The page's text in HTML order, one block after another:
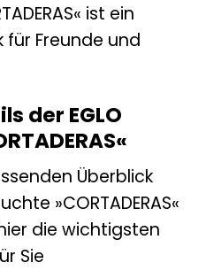
ist ein
für Freunde und
der EGLO
Überblick
»CORTADERAS«
die wichtigsten
Sie